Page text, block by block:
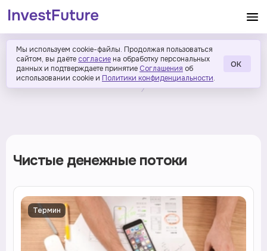
Мы используем cookie-файлы. Продолжая пользоваться
сайтом, вы даёте согласие на обработку персональных
данных и подтверждаете принятие Соглашения об
использовании cookie и Политики конфиденциальности.
ОК
Чистые денежные потоки
Термин